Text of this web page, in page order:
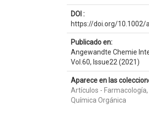
DOI :
https://doi.org/10.1002/
Publicado en:
Angewandte Chemie
Vol.60, Issue22 (2021)
Aparece en las
Artículos -
Química Orgánica